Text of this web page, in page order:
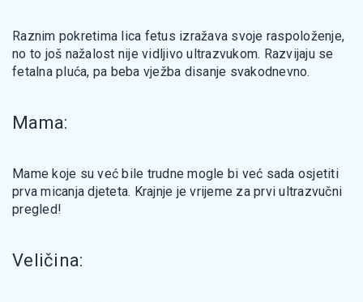
Raznim pokretima lica fetus izražava svoje raspoloženje,
no to još nažalost nije vidljivo ultrazvukom. Razvijaju se
fetalna pluća, pa beba vježba disanje svakodnevno.
Mama:
Mame koje su već bile trudne mogle bi već sada osjetiti
prva micanja djeteta. Krajnje je vrijeme za prvi ultrazvučni
pregled!
Veličina: